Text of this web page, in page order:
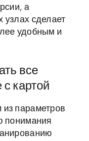
а
сделает
удобным и
все
картой
параметров
понимания